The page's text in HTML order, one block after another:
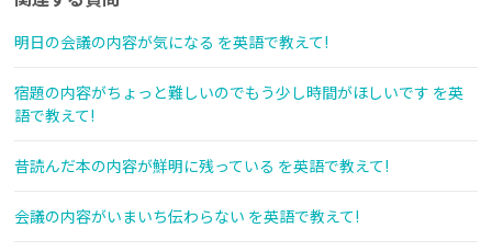
明日の会議の内容が気になる を英語で教えて!
宿題の内容がちょっと難しいのでもう少し時間がほしいです を英
語で教えて!
昔読んだ本の内容が鮮明に残っている を英語で教えて!
会議の内容がいまいち伝わらない を英語で教えて!